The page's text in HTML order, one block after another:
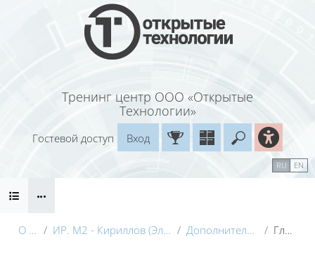
Перейти к основному содержанию
Тренинг центр ООО «Открытые
Технологии»
Введите
Гостевой доступ
Вход
RU EN
Блоки
О курсе ИР. М2 - Кириллов (Электронный курс) с видео Дополнительные материалы Глоссарий